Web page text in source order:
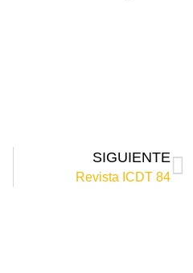
SIGUIENTE
Revista ICDT 84